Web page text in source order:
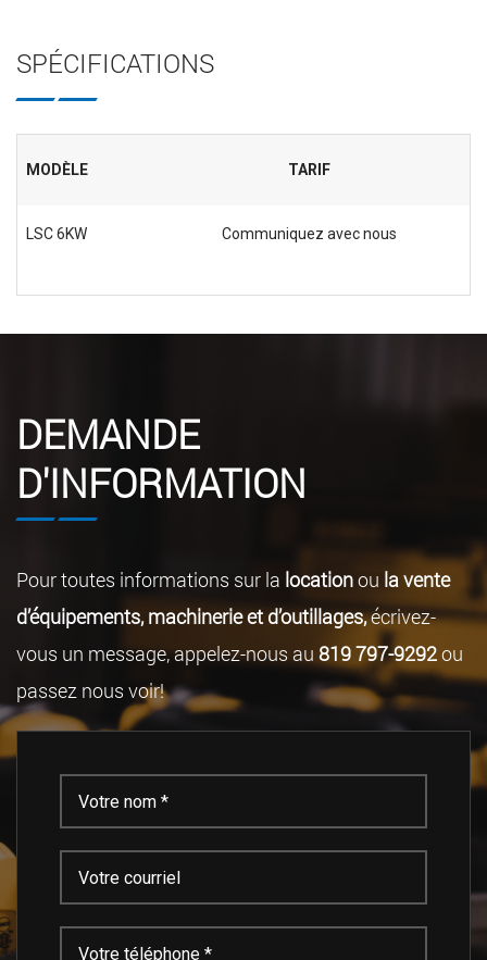
SPÉCIFICATIONS
MODÈLE TARIF
LSC 6KW Communiquez avec nous
DEMANDE
D'INFORMATION
Pour toutes informations sur la locationou la vente
d’équipements, machinerie et d’outillages,écrivez-
vous un message, appelez-nous au 819 797-9292ou
passez nous voir!